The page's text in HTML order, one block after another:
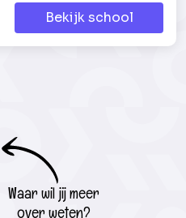
Bekijk school
Waar wil jij meer
over weten?